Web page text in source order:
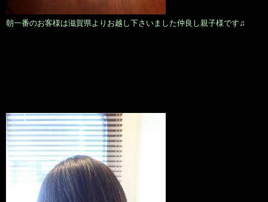
朝一番のお客様は滋賀県よりお越し下さいました仲良し親子様です♫